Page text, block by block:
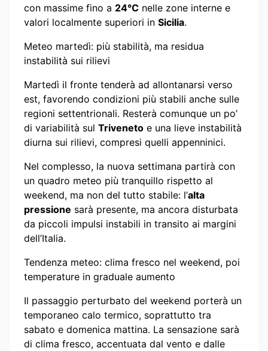
con massime fino a 24°C nelle zone interne e
valori localmente superiori in Sicilia.
Meteo martedì: più stabilità, ma residua
instabilità sui rilievi
Martedì il fronte tenderà ad allontanarsi verso
est, favorendo condizioni più stabili anche sulle
regioni settentrionali. Resterà comunque un po’
di variabilità sul Triveneto e una lieve instabilità
diurna sui rilievi, compresi quelli appenninici.
Nel complesso, la nuova settimana partirà con
un quadro meteo più tranquillo rispetto al
weekend, ma non del tutto stabile: l’alta
pressione sarà presente, ma ancora disturbata
da piccoli impulsi instabili in transito ai margini
dell’Italia.
Tendenza meteo: clima fresco nel weekend, poi
temperature in graduale aumento
Il passaggio perturbato del weekend porterà un
temporaneo calo termico, soprattutto tra
sabato e domenica mattina. La sensazione sarà
di clima fresco, accentuata dal vento e dalle